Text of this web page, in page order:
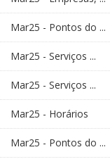
Mar25 - Pontos do ...
Mar25 - Serviços ...
Mar25 - Serviços ...
Mar25 - Horários
Mar25 - Pontos do ...